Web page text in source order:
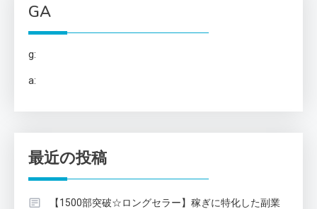
GA
g:
a:
最近の投稿
【1500部突破☆ロングセラー】稼ぎに特化した副業